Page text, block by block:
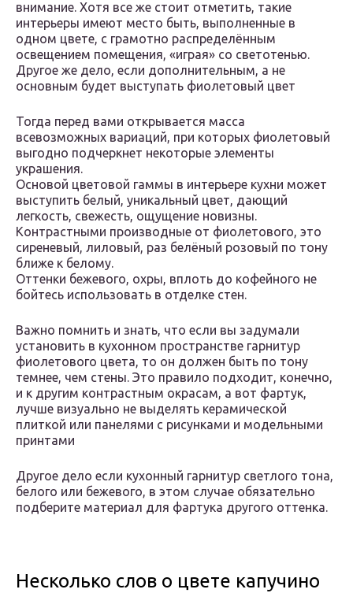
внимание. Хотя все же стоит отметить, такие
интерьеры имеют место быть, выполненные в
одном цвете, с грамотно распределённым
освещением помещения, «играя» со светотенью.
Другое же дело, если дополнительным, а не
основным будет выступать фиолетовый цвет
Тогда перед вами открывается масса
всевозможных вариаций, при которых фиолетовый
выгодно подчеркнет некоторые элементы
украшения.
Основой цветовой гаммы в интерьере кухни может
выступить белый, уникальный цвет, дающий
легкость, свежесть, ощущение новизны.
Контрастными производные от фиолетового, это
сиреневый, лиловый, раз белёный розовый по тону
ближе к белому.
Оттенки бежевого, охры, вплоть до кофейного не
бойтесь использовать в отделке стен.
Важно помнить и знать, что если вы задумали
установить в кухонном пространстве гарнитур
фиолетового цвета, то он должен быть по тону
темнее, чем стены. Это правило подходит, конечно,
и к другим контрастным окрасам, а вот фартук,
лучше визуально не выделять керамической
плиткой или панелями с рисунками и модельными
принтами
Другое дело если кухонный гарнитур светлого тона,
белого или бежевого, в этом случае обязательно
подберите материал для фартука другого оттенка.
Несколько слов о цвете капучино